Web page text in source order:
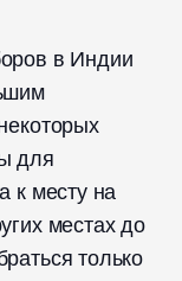
в Индии
для
к месту на
местах до
только